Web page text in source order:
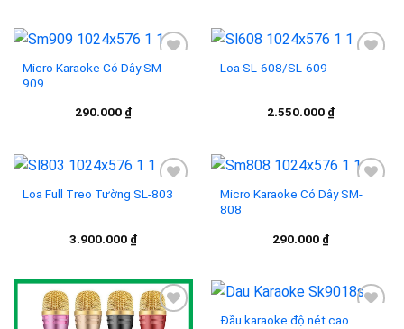
Micro Karaoke Có Dây SM-
909
290.000 ₫
Loa SL-608/SL-609
2.550.000 ₫
Loa Full Treo Tường SL-803
3.900.000 ₫
Micro Karaoke Có Dây SM-
808
290.000 ₫
Đầu karaoke độ nét cao